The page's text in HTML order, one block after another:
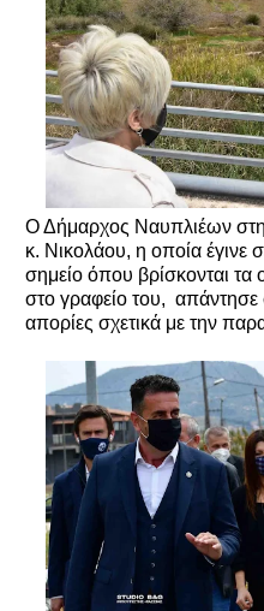
Ο Δήμαρχος Ναυπλιέων
κ. Νικολάου, η οποία έγινε
σημείο όπου βρίσκονται τα
στο γραφείο του, απάντησε
απορίες σχετικά με την